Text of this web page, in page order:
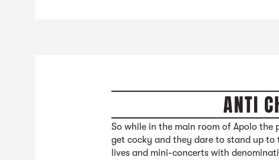
ANTI
So while in the main room of Apolo the
get cocky and they dare to stand up
lives and mini-concerts with